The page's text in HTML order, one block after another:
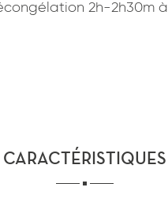
2h-2h30mà
CARACTÉRISTIQUES